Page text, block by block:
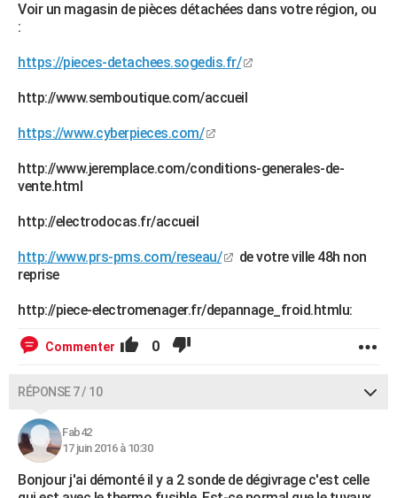
Voir un magasin de pièces détachées dans votre région, ou
:
https://pieces-detachees.sogedis.fr/
http://www.semboutique.com/accueil
https://www.cyberpieces.com/
http://www.jeremplace.com/conditions-generales-de-
vente.html
http://electrodocas.fr/accueil
http://www.prs-pms.com/reseau/
de votre ville 48h non
reprise
http://piece-electromenager.fr/depannage_froid.htmlu:
Commenter 0
RÉPONSE 7 / 10
Fab42
17 juin 2016 à 10:30
Bonjour j'ai démonté il y a 2 sonde de dégivrage c'est celle